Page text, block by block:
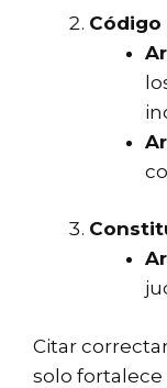
Código
Citar
solo